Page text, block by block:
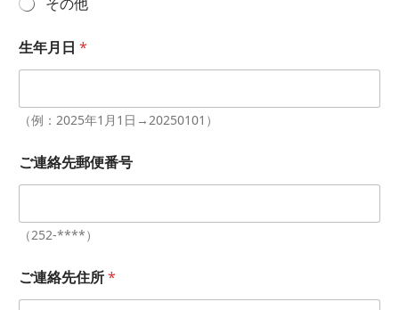
生年月日 *
（例：2025年1月1日→20250101）
ご連絡先郵便番号
（252-****）
ご連絡先住所*